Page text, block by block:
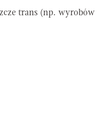
trans (np. wyrobów